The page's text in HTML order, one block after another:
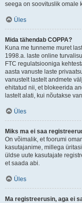
seega on soovituslik omale
Üles
Mida tähendab COPPA?
Kuna me tunneme muret
1998.a. laste online
FTC regulatsiooniga
aasta vanuste laste
vanustelt lastelt andmete
ehitatud nii, et blokeerida
lastelt alati, kui nõutakse
Üles
Miks ma ei saa
On võimalik, et foorumi
kasutajanime, millega
üldse uute kasutajate
et saada abi.
Üles
Ma registreerusin, aga ei